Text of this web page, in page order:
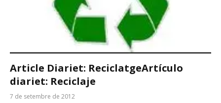
Article Diariet: ReciclatgeArtículo
diariet: Reciclaje
7 de setembre de 2012